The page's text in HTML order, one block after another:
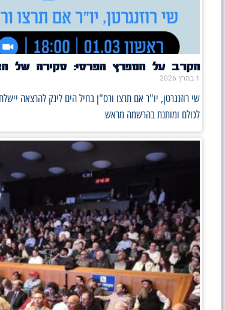
הקרב על המפרץ הפרסי: סקירה של
1 במרץ 2026
שי רוזנגרטן, יו"ר אם תרצו ורס"ן בחיל הים לינק להרצאה
לכולם ומותנת בהרשמה מראש